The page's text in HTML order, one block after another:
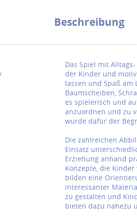
Beschreibung
Das Spiel mit
der Kinder und
lassen und Spaß am
Baumscheiben,
es spielerisch und
anzuordnen und zu
wurde dafür der
Die zahlreichen
Einsatz
Erziehung anhand
Konzepte, die
bilden eine
interessanter
zu gestalten und
bieten dazu nahezu